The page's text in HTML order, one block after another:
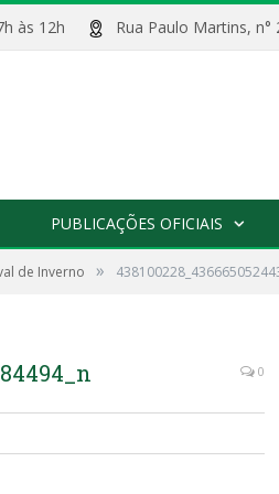
7h às 12h Rua Paulo Martins,
PUBLICAÇÕES OFICIAIS
de Inverno »
0